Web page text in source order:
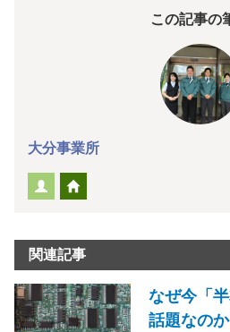
この記事の
大分事業所
関連記事
なぜ今「
話題なのか